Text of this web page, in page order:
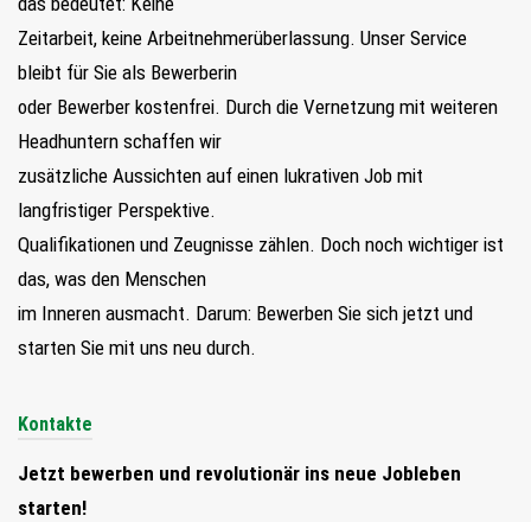
Zeitarbeit, keine Arbeitnehmerüberlassung. Unser Service
bleibt für Sie als Bewerberin
oder Bewerber kostenfrei. Durch die Vernetzung mit weiteren
Headhuntern schaffen wir
zusätzliche Aussichten auf einen lukrativen Job mit
langfristiger Perspektive.
Qualifikationen und Zeugnisse zählen. Doch noch wichtiger ist
das, was den Menschen
im Inneren ausmacht. Darum: Bewerben Sie sich jetzt und
starten Sie mit uns neu durch.
Kontakte
Jetzt bewerben und revolutionär ins neue Jobleben
starten!